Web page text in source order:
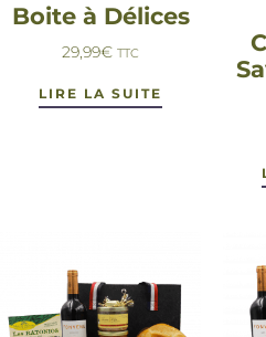
Boite à Délices
29,99€ TTC
LIRE LA SUITE